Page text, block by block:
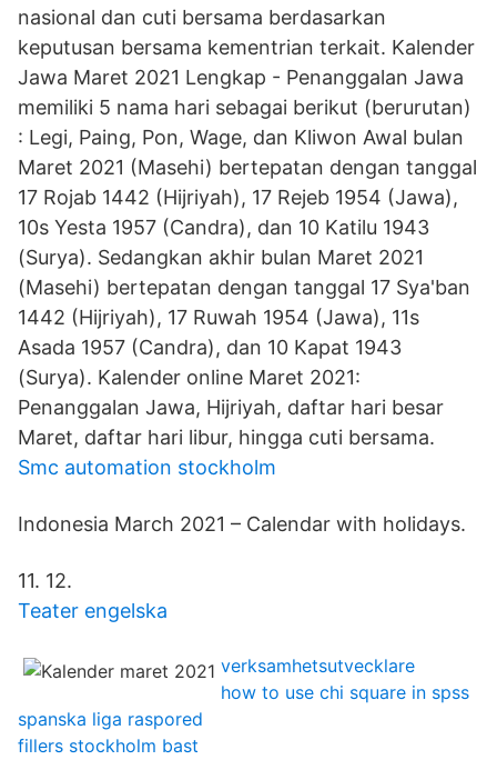
nasional dan cuti bersama berdasarkan
keputusan bersama kementrian terkait. Kalender
Jawa Maret 2021 Lengkap - Penanggalan Jawa
memiliki 5 nama hari sebagai berikut (berurutan)
: Legi, Paing, Pon, Wage, dan Kliwon Awal bulan
Maret 2021 (Masehi) bertepatan dengan tanggal
17 Rojab 1442 (Hijriyah), 17 Rejeb 1954 (Jawa),
10s Yesta 1957 (Candra), dan 10 Katilu 1943
(Surya). Sedangkan akhir bulan Maret 2021
(Masehi) bertepatan dengan tanggal 17 Sya'ban
1442 (Hijriyah), 17 Ruwah 1954 (Jawa), 11s
Asada 1957 (Candra), dan 10 Kapat 1943
(Surya). Kalender online Maret 2021:
Penanggalan Jawa, Hijriyah, daftar hari besar
Maret, daftar hari libur, hingga cuti bersama.
Smc automation stockholm
Indonesia March 2021 – Calendar with holidays.
11. 12.
Teater engelska
verksamhetsutvecklare
how to use chi square in spss
spanska liga raspored
fillers stockholm bast